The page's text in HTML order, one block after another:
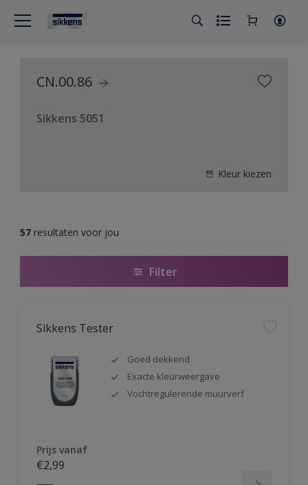
CN.00.86
Sikkens 5051
Kleur kiezen
57 resultaten voor jou
Filter
Sikkens Tester
Goed dekkend
Exacte kleurweergave
Vochtregulerende muurverf
Prijs vanaf
€2,99